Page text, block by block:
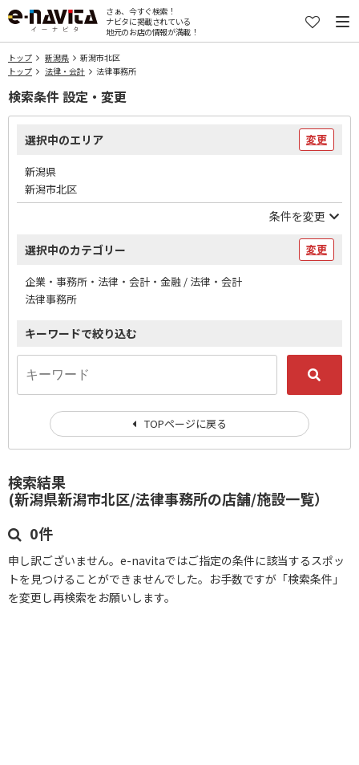
さぁ、今すぐ検索！
ナビタに掲載されている
地元のお店の情報が満載！
トップ 新潟県
新潟市北区
トップ
法律・会計 法律事務所
検索結果
(新潟県新潟市北区/法律事務所の店舗/施設一覧）
0件
申し訳ございません。e-navitaではご指定の条件に該当するスポッ
トを見つけることができませんでした。お手数ですが「検索条件」
を変更し再検索をお願いします。
検索条件 設定・変更
選択中のエリア 変更
新潟県
新潟市北区
条件を変更
選択中のカテゴリー 変更
企業・事務所・法律・会計・金融 / 法律・会計
法律事務所
キーワードで絞り込む
TOPページに戻る